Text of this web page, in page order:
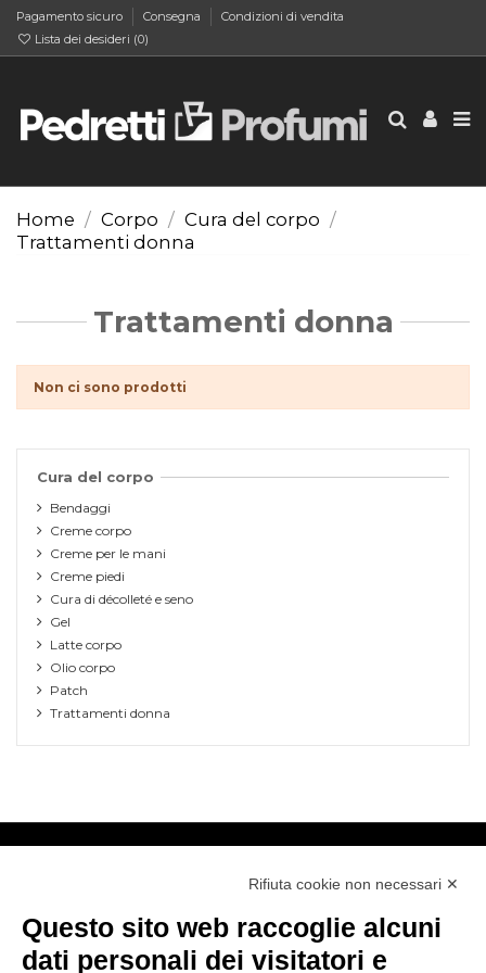
Pagamento sicuro Consegna
Condizioni di vendita
Lista dei desideri (0)
Home Corpo
Cura del corpo
Trattamenti donna
Trattamenti donna
Non ci sono prodotti
Cura del corpo
Bendaggi
Creme corpo
Creme per le mani
Creme piedi
Cura di décolleté e seno
Gel
Latte corpo
Olio corpo
Patch
Trattamenti donna
Contattaci
Il mio account
Via Piacenza, 189 - 27058
Rifiuta cookie non necessari ✕
Questo sito web raccoglie alcuni
dati personali dei visitatori e